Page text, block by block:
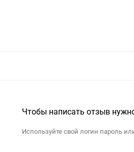
Чтобы написать отзыв
Используйте свой логин пароль